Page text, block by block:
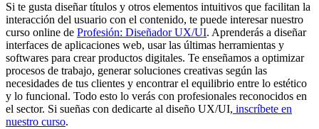
Si te gusta diseñar títulos y otros elementos intuitivos que facilitan la
interacción del usuario con el contenido, te puede interesar nuestro
curso online de Profesión: Diseñador UX/UI. Aprenderás a diseñar
interfaces de aplicaciones web, usar las últimas herramientas y
softwares para crear productos digitales. Te enseñamos a optimizar
procesos de trabajo, generar soluciones creativas según las
necesidades de tus clientes y encontrar el equilibrio entre lo estético
y lo funcional. Todo esto lo verás con profesionales reconocidos en
el sector. Si sueñas con dedicarte al diseño UX/UI, inscríbete en
nuestro curso.